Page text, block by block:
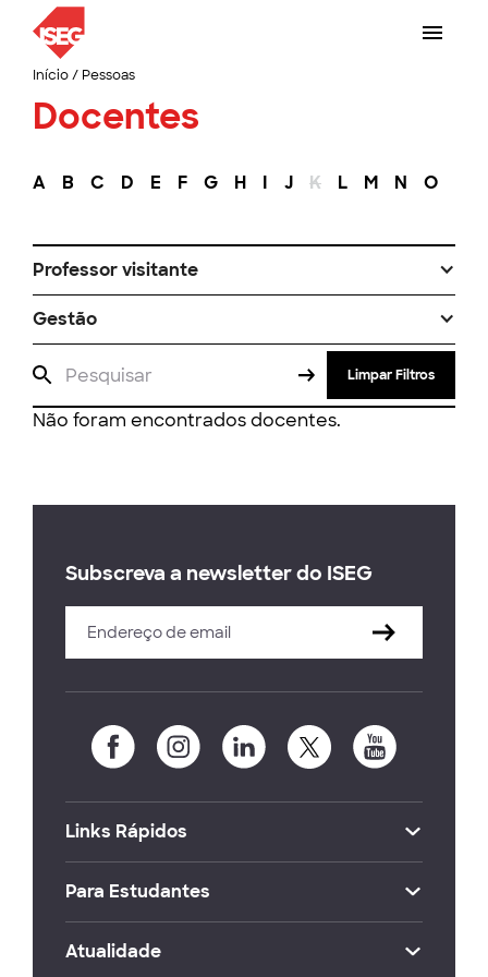
Início/ Pessoas
Docentes
A B C D E F G H I J K L M N O
Professor visitante
Gestão
Limpar Filtros
Não foram encontrados docentes.
Subscreva a newsletter do ISEG
Links Rápidos
Para Estudantes
Atualidade